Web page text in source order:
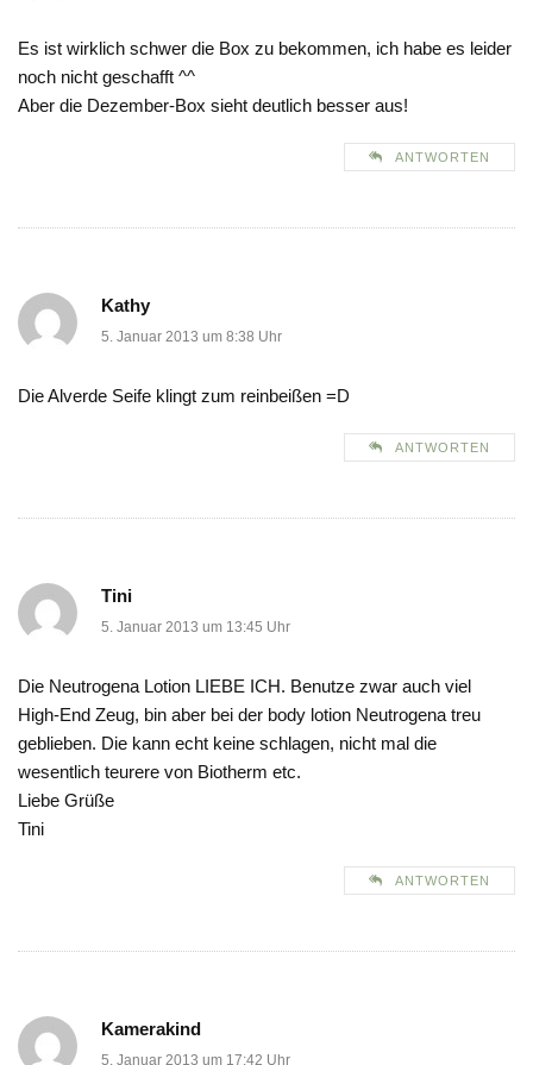
Es ist wirklich schwer die Box zu bekommen, ich habe es leider
noch nicht geschafft ^^
Aber die Dezember-Box sieht deutlich besser aus!
ANTWORTEN
Kathy
5. Januar 2013 um 8:38 Uhr
Die Alverde Seife klingt zum reinbeißen =D
ANTWORTEN
Tini
5. Januar 2013 um 13:45 Uhr
Die Neutrogena Lotion LIEBE ICH. Benutze zwar auch viel
High-End Zeug, bin aber bei der body lotion Neutrogena treu
geblieben. Die kann echt keine schlagen, nicht mal die
wesentlich teurere von Biotherm etc.
Liebe Grüße
Tini
ANTWORTEN
Kamerakind
5. Januar 2013 um 17:42 Uhr